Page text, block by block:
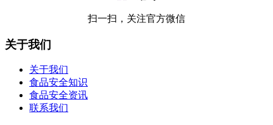
扫一扫，关注官方微信
关于我们
关于我们
食品安全知识
食品安全资讯
联系我们